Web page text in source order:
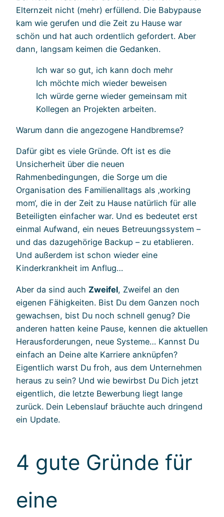
Elternzeit nicht (mehr) erfüllend. Die Babypause
kam wie gerufen und die Zeit zu Hause war
schön und hat auch ordentlich gefordert. Aber
dann, langsam keimen die Gedanken.
Ich war so gut, ich kann doch mehr
Ich möchte mich wieder beweisen
Ich würde gerne wieder gemeinsam mit
Kollegen an Projekten arbeiten.
Warum dann die angezogene Handbremse?
Dafür gibt es viele Gründe. Oft ist es die
Unsicherheit über die neuen
Rahmenbedingungen, die Sorge um die
Organisation des Familienalltags als ‚working
mom‘, die in der Zeit zu Hause natürlich für alle
Beteiligten einfacher war. Und es bedeutet erst
einmal Aufwand, ein neues Betreuungssystem –
und das dazugehörige Backup – zu etablieren.
Und außerdem ist schon wieder eine
Kinderkrankheit im Anflug…
Aber da sind auch Zweifel, Zweifel an den
eigenen Fähigkeiten. Bist Du dem Ganzen noch
gewachsen, bist Du noch schnell genug? Die
anderen hatten keine Pause, kennen die aktuellen
Herausforderungen, neue Systeme… Kannst Du
einfach an Deine alte Karriere anknüpfen?
Eigentlich warst Du froh, aus dem Unternehmen
heraus zu sein? Und wie bewirbst Du Dich jetzt
eigentlich, die letzte Bewerbung liegt lange
zurück. Dein Lebenslauf bräuchte auch dringend
ein Update.
4 gute Gründe für
eine